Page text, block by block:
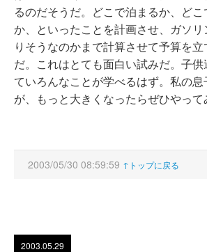
るのだそうだ。どこで泊まるか、ど
か、といったことを計画させ、ガソ
りそうなのかまで計算させて予算を立
だ。これはとても面白い試みだ。子
ていろんなことが学べるはず。私の
が、もっと大きくなったらぜひやって
2003/05/30 08:59:59 ↑トップに戻る
2003.05.29